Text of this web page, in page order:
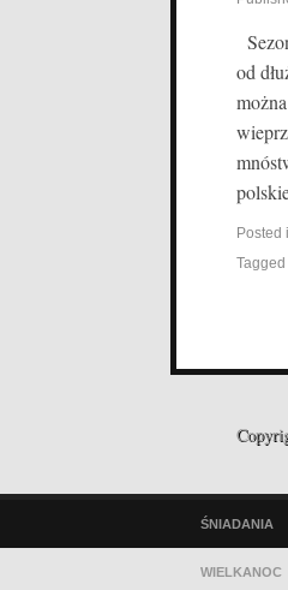
od
Posted
Tagged
ŚNIADANIA
WIELKANOC